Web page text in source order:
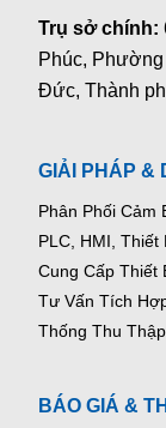
Trụ sở chính:
Phúc,
Đức, Thành
GIẢI PHÁP &
Phân Phối Cảm
PLC, HMI, Thiết
Cung Cấp Thiết
Tư Vấn Tích
Thống Thu
BÁO GIÁ &